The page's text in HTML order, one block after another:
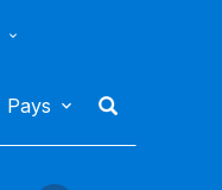
Pays